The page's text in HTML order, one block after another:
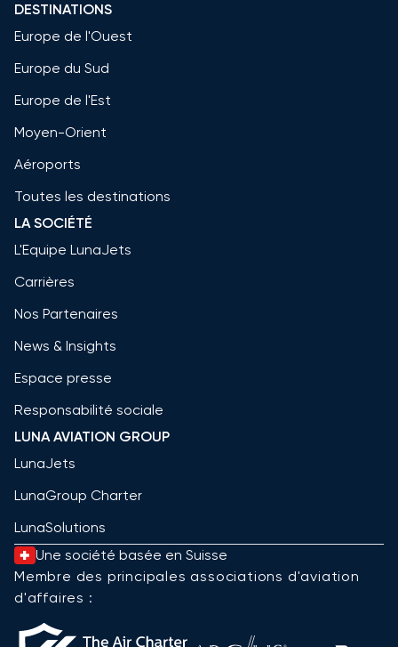
DESTINATIONS
Europe de l'Ouest
Europe du Sud
Europe de l'Est
Moyen-Orient
Aéroports
Toutes les destinations
LA SOCIÉTÉ
L'Equipe LunaJets
Carrières
Nos Partenaires
News & Insights
Espace presse
Responsabilité sociale
LUNA AVIATION GROUP
LunaJets
LunaGroup Charter
LunaSolutions
Une société basée en Suisse
Membre des principales associations d'aviation
d'affaires :